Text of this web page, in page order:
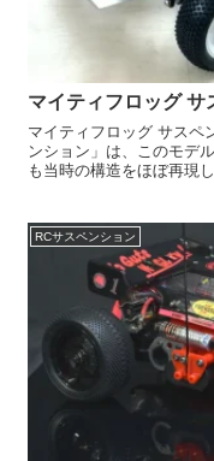
マイティフロッグ サ
マイティフロッグ サスペ
ンション」は、このモデ
も当時の構造をほぼ再現
フロントサスペンショ
RCサスペンション